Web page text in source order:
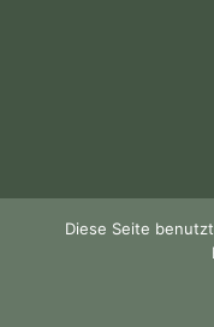
Diese Seite